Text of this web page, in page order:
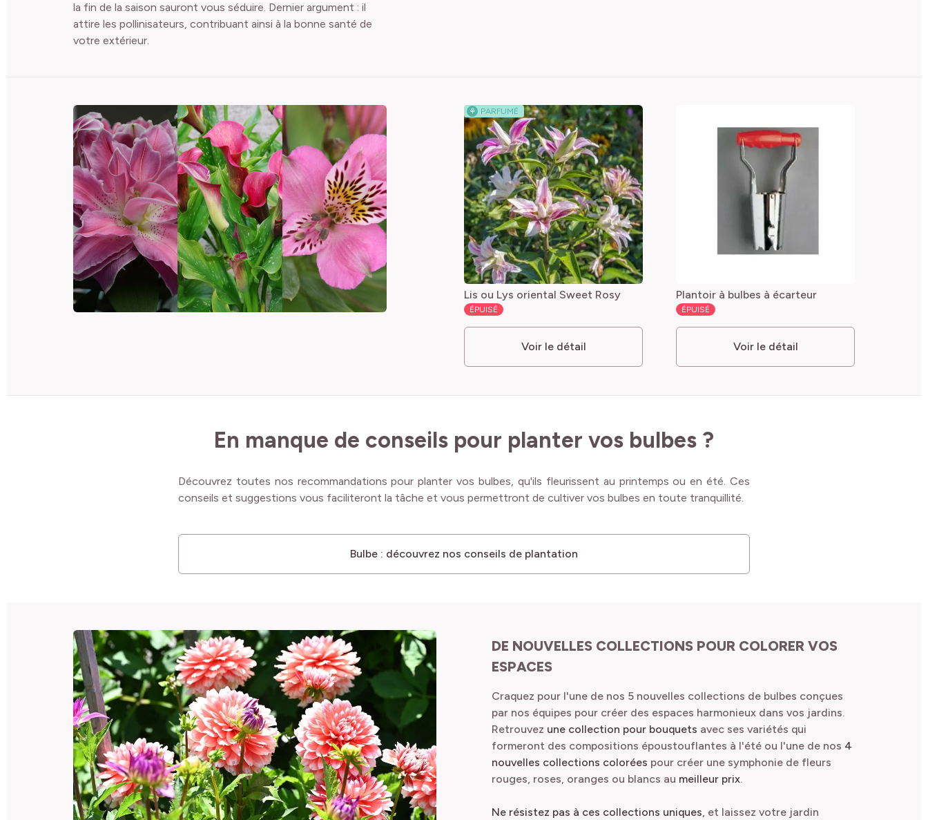
la fin de la saison sauront vous séduire. Dernier argument : il
attire les pollinisateurs, contribuant ainsi à la bonne santé de
votre extérieur.
⚘ PARFUMÉ
Lis ou Lys oriental Sweet Rosy
ÉPUISÉ
Voir le détail
Plantoir à bulbes à écarteur
ÉPUISÉ
Voir le détail
En manque de conseils pour planter vos bulbes ?
Découvrez toutes nos recommandations pour planter vos bulbes, qu'ils fleurissent au printemps ou en été. Ces
conseils et suggestions vous faciliteront la tâche et vous permettront de cultiver vos bulbes en toute tranquillité.
Bulbe : découvrez nos conseils de plantation
DE NOUVELLES COLLECTIONS POUR COLORER VOS
ESPACES
Craquez pour l'une de nos 5 nouvelles collections de bulbes conçues
par nos équipes pour créer des espaces harmonieux dans vos jardins.
Retrouvez une collection pour bouquets avec ses variétés qui
formeront des compositions époustouflantes à l'été ou l'une de nos 4
nouvelles collections colorées pour créer une symphonie de fleurs
rouges, roses, oranges ou blancs au meilleur prix.
Ne résistez pas à ces collections uniques, et laissez votre jardin